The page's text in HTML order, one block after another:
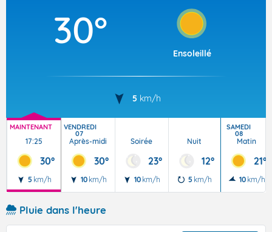
30°
Ensoleillé
5 km/h
MAINTENANT
17:25
30°
5 km/h
VENDREDI
07
Après-midi
30°
10 km/h
Soirée
23°
10 km/h
Nuit
12°
5 km/h
SAMEDI
08
Matin
21°
10 km/h
Pluie dans l'heure